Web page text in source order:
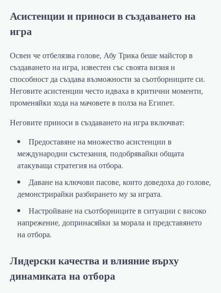
Асистенции и приноси в създаването на
игра
Освен че отбелязва голове, Абу Трика беше майстор в
създаването на игра, известен със своята визия и
способност да създава възможности за съотборниците си.
Неговите асистенции често идваха в критични моменти,
променяйки хода на мачовете в полза на Египет.
Неговите приноси в създаването на игра включват:
Предоставяне на множество асистенции в
международни състезания, подобрявайки общата
атакуваща стратегия на отбора.
Даване на ключови пасове, които доведоха до голове,
демонстрирайки разбирането му за играта.
Настройване на съотборниците в ситуации с високо
напрежение, допринасяйки за морала и представянето
на отбора.
Лидерски качества и влияние върху
динамиката на отбора